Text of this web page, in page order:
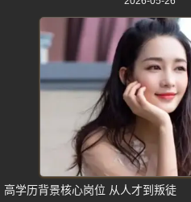
高学历背景核心岗位 从人才到叛徒